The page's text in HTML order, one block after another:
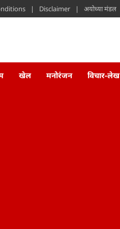
Disclaimer अयोध्या मंडल
खेल मनोरंजन विचार-लेख